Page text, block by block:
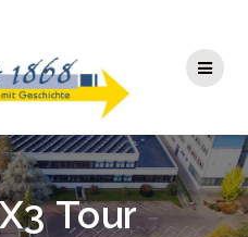
springen
Tour